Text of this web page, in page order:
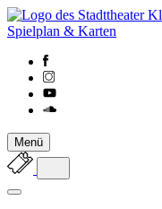
Spielplan & Karten
Menü